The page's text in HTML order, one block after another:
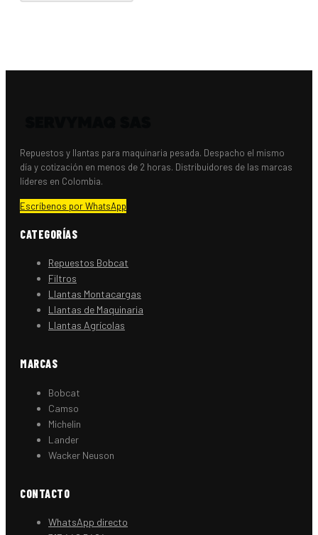
Repuestos y llantas para maquinaria pesada. Despacho el mismo
día y cotización en menos de 2 horas. Distribuidores de las marcas
líderes en Colombia.
Escríbenos por WhatsApp
CATEGORÍAS
Repuestos Bobcat
Filtros
Llantas Montacargas
Llantas de Maquinaria
Llantas Agrícolas
MARCAS
Bobcat
Camso
Michelin
Lander
Wacker Neuson
CONTACTO
WhatsApp directo